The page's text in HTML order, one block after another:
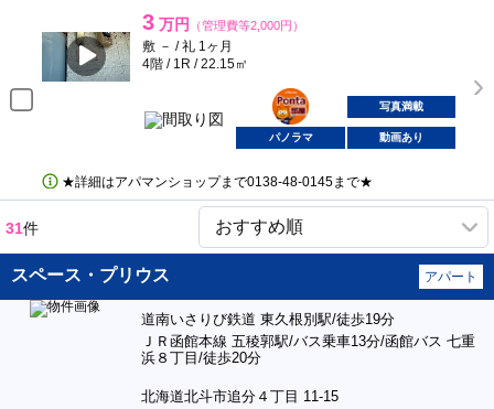
3 万円 （管理費等2,000円）
敷 － / 礼 1ヶ月
4階 / 1R / 22.15㎡
ポンタ
部屋
写真満載
パノラマ 動画あり
★詳細はアパマンショップまで0138‐48‐0145まで★
31件
スペース・プリウス アパート
道南いさりび鉄道 東久根別駅/徒歩19分
ＪＲ函館本線 五稜郭駅/バス乗車13分/函館バス 七重
浜８丁目/徒歩20分
北海道北斗市追分４丁目 11-15